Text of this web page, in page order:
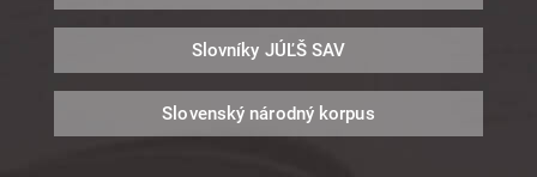
Slovníky JÚĽŠ SAV
Slovenský národný korpus